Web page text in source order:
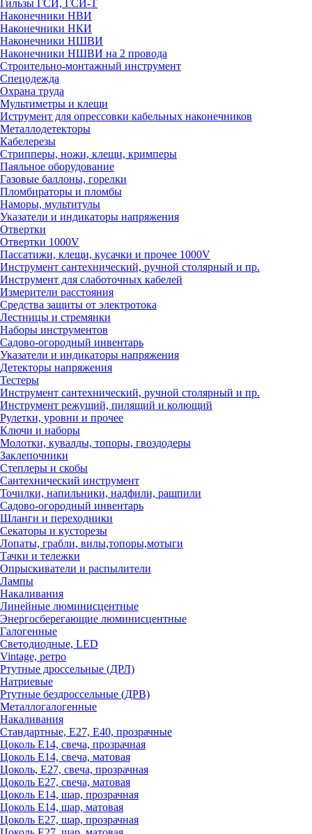
Гильзы ГСИ, ГСИ-Т
Наконечники НВИ
Наконечники НКИ
Наконечники НШВИ
Наконечники НШВИ на 2 провода
Строительно-монтажный инструмент
Спецодежда
Охрана труда
Мультиметры и клещи
Иструмент для опрессовки кабельных наконечников
Металлодетекторы
Кабелерезы
Стрипперы, ножи, клещи, кримперы
Паяльное оборудование
Газовые баллоны, горелки
Пломбираторы и пломбы
Наморы, мультитулы
Указатели и индикаторы напряжения
Отвертки
Отвертки 1000V
Пассатижи, клещи, кусачки и прочее 1000V
Инструмент сантехнический, ручной столярный и пр.
Инструмент для слаботочных кабелей
Измерители расстояния
Средства защиты от электротока
Лестницы и стремянки
Наборы инструментов
Садово-огородный инвентарь
Указатели и индикаторы напряжения
Детекторы напряжения
Тестеры
Инструмент сантехнический, ручной столярный и пр.
Инструмент режущий, пилящий и колющий
Рулетки, уровни и прочее
Ключи и наборы
Молотки, кувалды, топоры, гвоздодеры
Заклепочники
Степлеры и скобы
Сантехнический инструмент
Точилки, напильники, надфили, рашпили
Садово-огородный инвентарь
Шланги и переходники
Секаторы и кусторезы
Лопаты, грабли, вилы,топоры,мотыги
Тачки и тележки
Опрыскиватели и распылители
Лампы
Накаливания
Линейные люминисцентные
Энергосберегающие люминисцентные
Галогенные
Светодиодные, LED
Vintage, ретро
Ртутные дроссельные (ДРЛ)
Натриевые
Ртутные бездроссельные (ДРВ)
Металлогалогенные
Накаливания
Стандартные, Е27, Е40, прозрачные
Цоколь Е14, свеча, прозрачная
Цоколь Е14, свеча, матовая
Цоколь, Е27, свеча, прозрачная
Цоколь Е27, свеча, матовая
Цоколь Е14, шар, прозрачная
Цоколь Е14, шар, матовая
Цоколь Е27, шар, прозрачная